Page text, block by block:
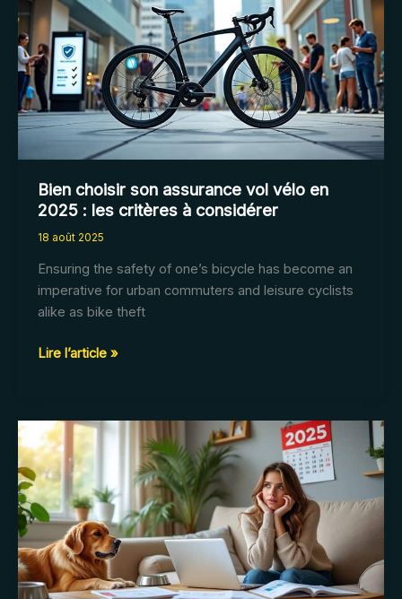
appareil
auditif
?
Bien choisir son assurance vol vélo en
2025 : les critères à considérer
18 août 2025
Ensuring the safety of one’s bicycle has become an
imperative for urban commuters and leisure cyclists
alike as bike theft
Bien
assurance
vol
vélo
en
2025
:
les
critères
à
Lire l’article »